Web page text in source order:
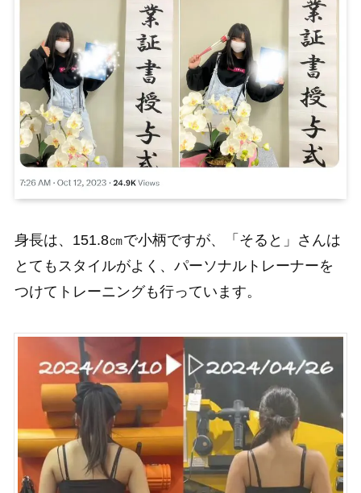
身長は、151.8㎝で小柄ですが、「そると」さんは
とてもスタイルがよく、パーソナルトレーナーを
つけてトレーニングも行っています。